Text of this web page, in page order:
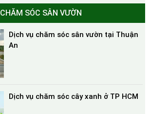
CHĂM SÓC SÂN VƯỜN
Dịch vụ chăm sóc sân vườn tại Thuận
An
Dịch vụ chăm sóc cây xanh ở TP HCM